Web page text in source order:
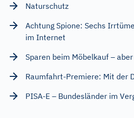
Naturschutz
Achtung Spione: Sechs
im Internet
Sparen beim Möbelkauf –
Raumfahrt-Premiere: Mit der
PISA-E – Bundesländer im